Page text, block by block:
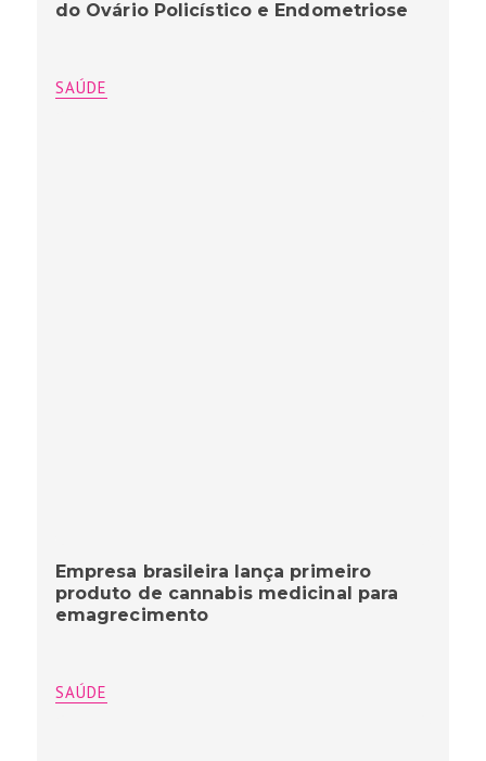
do Ovário Policístico e Endometriose
SAÚDE
Empresa brasileira lança primeiro
produto de cannabis medicinal para
emagrecimento
SAÚDE